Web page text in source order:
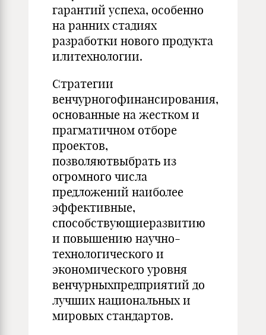
гарантий успеха, особенно
на ранних стадиях
разработки нового продукта
илитехнологии.
Стратегии
венчурногофинансирования,
основанные на жестком и
прагматичном отборе
проектов,
позволяютвыбрать из
огромного числа
предложений наиболее
эффективные,
способствующиеразвитию
и повышению научно-
технологического и
экономического уровня
венчурныхпредприятий до
лучших национальных и
мировых стандартов.